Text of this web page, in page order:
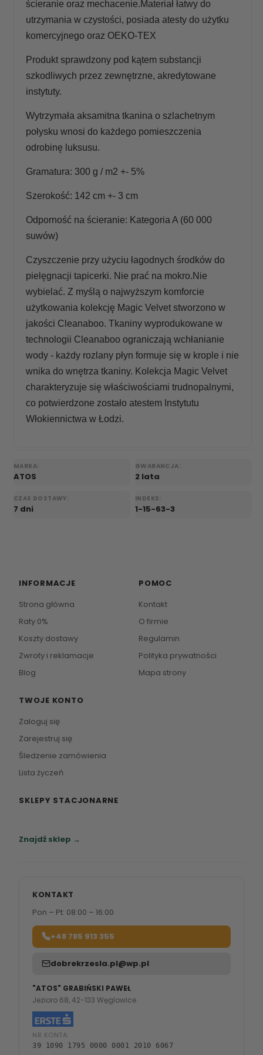
ścieranie oraz mechacenie.Materiał łatwy do
utrzymania w czystości, posiada atesty do użytku
komercyjnego oraz OEKO-TEX
Produkt sprawdzony pod kątem substancji
szkodliwych przez zewnętrzne, akredytowane
instytuty.
Wytrzymała aksamitna tkanina o szlachetnym
połysku wnosi do każdego pomieszczenia
odrobinę luksusu.
Gramatura: 300 g / m2 +- 5%
Szerokość: 142 cm +- 3 cm
Odporność na ścieranie: Kategoria A (60 000
suwów)
Czyszczenie przy użyciu łagodnych środków do
pielęgnacji tapicerki. Nie prać na mokro.Nie
wybielać. Z myślą o najwyższym komforcie
użytkowania kolekcję Magic Velvet stworzono w
jakości Cleanaboo. Tkaniny wyprodukowane w
technologii Cleanaboo ograniczają wchłanianie
wody - każdy rozlany płyn formuje się w krople i nie
wnika do wnętrza tkaniny. Kolekcja Magic Velvet
charakteryzuje się właściwościami trudnopalnymi,
co potwierdzone zostało atestem Instytutu
Włokiennictwa w Łodzi.
MARKA:
ATOS
GWARANCJA:
2 lata
CZAS DOSTAWY:
7 dni
INDEKS:
1-15-63-3
INFORMACJE
Strona główna
Raty 0%
Koszty dostawy
Zwroty i reklamacje
Blog
POMOC
Kontakt
O firmie
Regulamin
Polityka prywatności
Mapa strony
TWOJE KONTO
Zaloguj się
Zarejestruj się
Śledzenie zamówienia
Lista życzeń
SKLEPY STACJONARNE
Znajdź sklep →
KONTAKT
Pon – Pt: 08:00 – 16:00
+48 785 913 355
dobrekrzesla.pl@wp.pl
"ATOS" GRABIŃSKI PAWEŁ
Jezioro 68, 42-133 Węglowice
NR KONTA:
39 1090 1795 0000 0001 2010 6067